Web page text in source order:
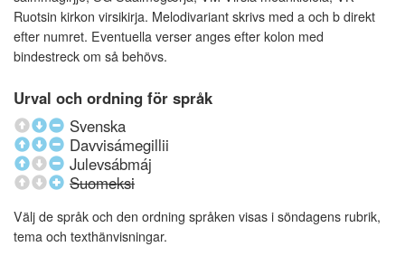
Ruotsin kirkon virsikirja. Melodivariant skrivs med a och b direkt
efter numret. Eventuella verser anges efter kolon med
bindestreck om så behövs.
Urval och ordning för språk
Svenska
Davvisámegillii
Julevsábmáj
Suomeksi
Välj de språk och den ordning språken visas i söndagens rubrik,
tema och texthänvisningar.